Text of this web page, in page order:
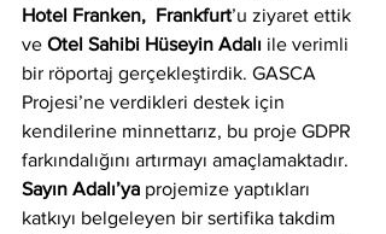
Hotel Franken,  Frankfurt’u ziyaret ettik
ve Otel Sahibi Hüseyin Adalı ile verimli
bir röportaj gerçekleştirdik. GASCA
Projesi’ne verdikleri destek için
kendilerine minnettarız, bu proje GDPR
farkındalığını artırmayı amaçlamaktadır.
Sayın Adalı’ya projemize yaptıkları
katkıyı belgeleyen bir sertifika takdim